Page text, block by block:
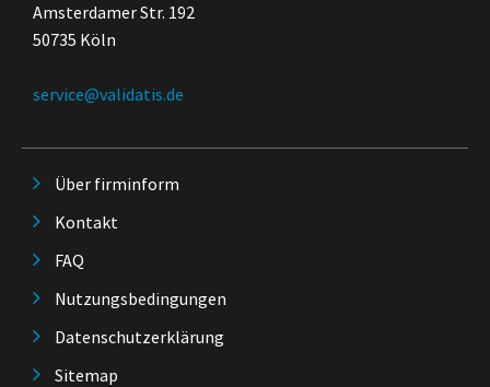
Amsterdamer Str. 192
50735 Köln
service@validatis.de
Über firminform
Kontakt
FAQ
Nutzungsbedingungen
Datenschutzerklärung
Sitemap